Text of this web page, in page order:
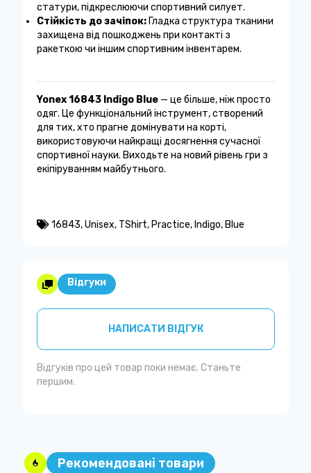
статури, підкреслюючи спортивний силует.
Стійкість до зачіпок:Гладка структура тканини
захищена від пошкоджень при контакті з
ракеткою чи іншим спортивним інвентарем.
Yonex 16843 Indigo Blue— це більше, ніж просто
одяг. Це функціональний інструмент, створений
для тих, хто прагне домінувати на корті,
використовуючи найкращі досягнення сучасної
спортивної науки. Виходьте на новий рівень гри з
екіпіруванням майбутнього.
16843,Unisex, TShirt, Practice, Indigo, Blue
Відгуки
НАПИСАТИ ВІДГУК
Відгуків про цей товар поки немає. Станьте
першим.
Рекомендовані товари